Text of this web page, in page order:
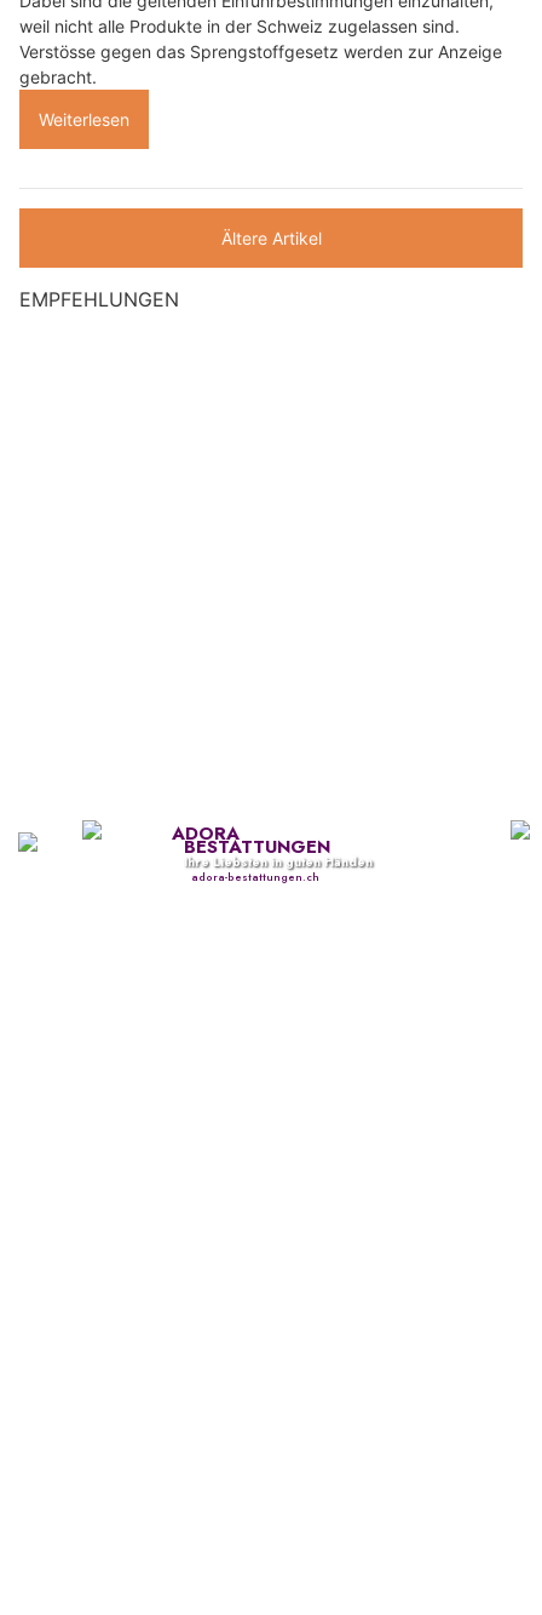
weil nicht alle Produkte in der Schweiz zugelassen sind.
Verstösse gegen das Sprengstoffgesetz werden zur Anzeige
gebracht.
Weiterlesen
Ältere Artikel
EMPFEHLUNGEN